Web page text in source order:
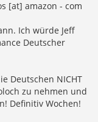
[at] amazon - com
Ich würde Jeff
Deutscher
Deutschen NICHT
zu nehmen und
Definitiv Wochen!